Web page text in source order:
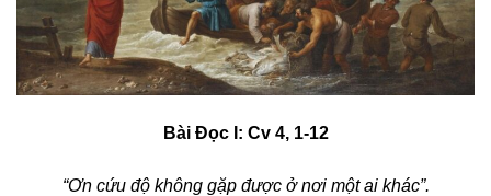
Bài Ðọc I: Cv 4, 1-12
“Ơn cứu độ không gặp được ở nơi một ai khác”.